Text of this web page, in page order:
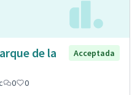
de la
Acceptada
0 0